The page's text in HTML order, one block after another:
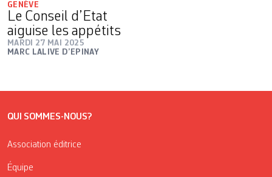
GENÈVE
Le Conseil d’Etat
aiguise les appétits
MARDI 27 MAI 2025
MARC LALIVE D’EPINAY
QUI SOMMES-NOUS?
Association éditrice
Équipe